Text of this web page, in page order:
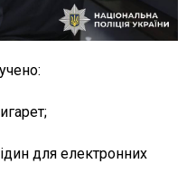
для електронних